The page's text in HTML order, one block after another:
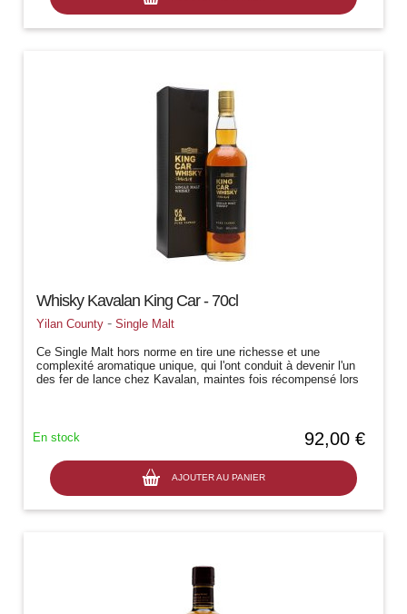
Whisky Kavalan King Car - 70cl
Yilan County -Single Malt
Ce Single Malt hors norme en tire une richesse et une
complexité aromatique unique, qui l'ont conduit à devenir l'un
des fer de lance chez Kavalan, maintes fois récompensé lors
92,00 €
AJOUTER AU PANIER
En stock